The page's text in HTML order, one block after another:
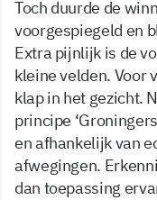
Toch duurde de
voorgespiegeld en
Extra pijnlijk is de
kleine velden. Voor
klap in het gezicht.
principe
en afhankelijk van
afwegingen.
dan toepassing